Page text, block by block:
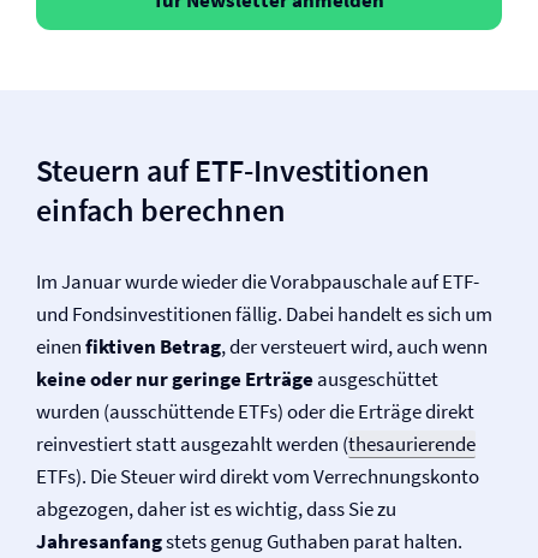
Steuern auf ETF-Investitionen
einfach berechnen
Im Januar wurde wieder die Vorabpauschale auf ETF-
und Fondsinvestitionen fällig. Dabei handelt es sich um
einenfiktiven Betrag, der versteuert wird, auch wenn
keine oder nur geringe Erträgeausgeschüttet
wurden (ausschüttende ETFs) oder die Erträge direkt
reinvestiert statt ausgezahlt werden (thesaurierende
ETFs). Die Steuer wird direkt vom Verrechnungskonto
abgezogen, daher ist es wichtig, dass Sie zu
Jahresanfangstets genug Guthaben parat halten.